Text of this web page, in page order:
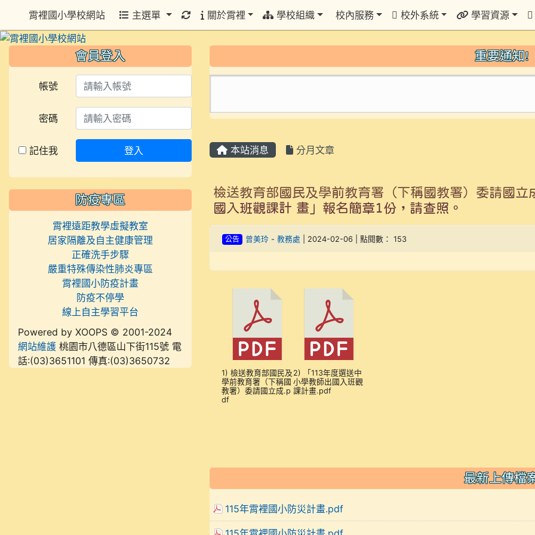
重要通知!
本站消息 分月文章
檢送教育部國民及學前教育署（下稱國教署）委請國
國入班觀課計 畫」報名簡章1份，請查照。
公告 曾美玲- 教務處 | 2024-02-06 | 點閱數： 153
1) 檢送教育部國民及
學前教育署（下稱國
教署）委請國立成.p
df
2) 「113年度選送中
小學教師出國入班觀
課計畫.pdf
最新上傳檔
115年霄裡國小防災計畫.pdf
會員登入
帳號
密碼
記住我 登入
防疫專區
霄裡遠距教學虛擬教室
居家隔離及自主健康管理
正確洗手步驟
嚴重特殊傳染性肺炎專區
霄裡國小防疫計畫
防疫不停學
線上自主學習平台
Powered by XOOPS © 2001-2024
網站維護 桃園市八德區山下街115號 電
話:(03)3651101 傳真:(03)3650732
霄裡國小學校網站 主選單 重新取得佈景設定
關於霄裡 學校組織 校內服務 校外系統 學習資源